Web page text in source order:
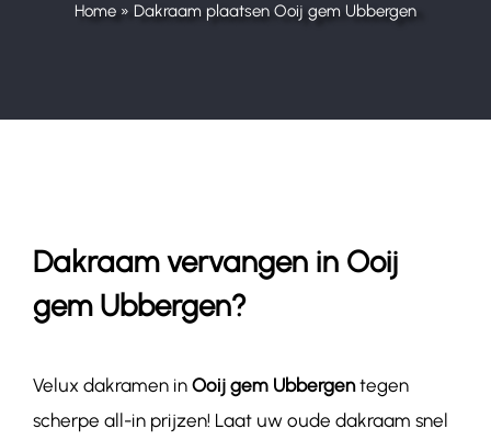
Blogs
Home » Dakraam plaatsen Ooij gem Ubbergen
Dakraam vervangen in Ooij
gem Ubbergen?
Velux dakramen in Ooij gem Ubbergentegen
scherpe all-in prijzen! Laat uw oude dakraam snel